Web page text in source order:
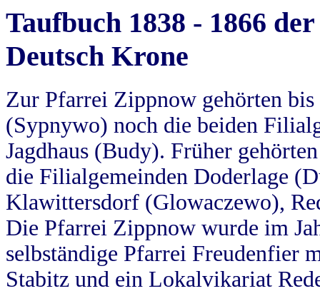
Taufbuch 1838 - 1866
Deutsch Krone
Zur Pfarrei Zippnow gehörten
(Sypnywo) noch die beiden
Jagdhaus (Budy). Früher
die Filialgemeinden Doderlage
Klawittersdorf (Glowaczewo),
Die Pfarrei Zippnow wurde im
selbständige Pfarrei Freudenfier
Stabitz und ein Lokalvikariat